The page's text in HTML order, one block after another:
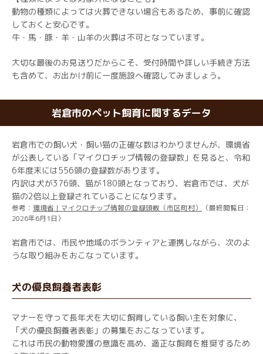
動物の種類によっては火葬できない場合もあるため、事前に確認
しておくと安心です。
牛・馬・豚・羊・山羊の火葬は不可となっています。
大切な最後のお見送りだからこそ、受付時間や詳しい手続き方法
も含めて、お出かけ前に一度施設へ確認してみましょう。
岩倉市のペット飼育に関するデータ
岩倉市での飼い犬・飼い猫の正確な数はわかりませんが、環境省
が公表している「マイクロチップ情報の登録数」を見ると、令和
6年度末には556頭の登録数があります。
内訳は犬が376頭、猫が180頭となっており、岩倉市では、犬が
猫の2倍以上登録されていることになります。
参考： 環境省｜マイクロチップ情報の登録頭数（市区町村）
（最終閲覧日：
2026年6月1日）
岩倉市では、市民や地域のボランティアと連携しながら、次のよ
うな取り組みをおこなっています。
犬の優良飼養者表彰
マナーを守って長年犬を大切に飼育している飼い主を対象に、
「犬の優良飼養者表彰」の募集をおこなっています。
これは市民の動物愛護の意識を高め、適正な飼育を推奨するため